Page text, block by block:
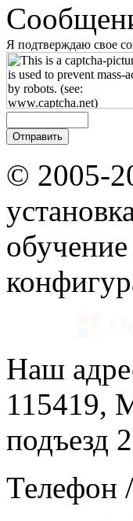
Я подтверждаю свое
© 2005-
Наш
115419,
подъезд
Телефон